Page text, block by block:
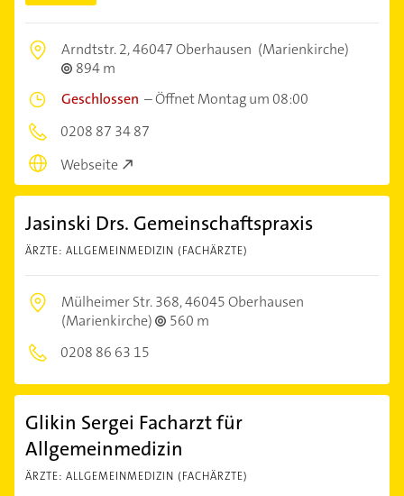
Arndtstr. 2,46047 Oberhausen (Marienkirche)
894 m
Geschlossen –Öffnet Montag um 08:00
0208 87 34 87
Webseite
Jasinski Drs. Gemeinschaftspraxis
ÄRZTE: ALLGEMEINMEDIZIN (FACHÄRZTE)
Mülheimer Str. 368,46045 Oberhausen
(Marienkirche)
560 m
0208 86 63 15
Glikin Sergei Facharzt für
Allgemeinmedizin
ÄRZTE: ALLGEMEINMEDIZIN (FACHÄRZTE)